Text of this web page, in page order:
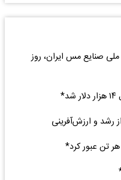
صنایع مس ایران، روز
رشد و ارزش‌آفرینی